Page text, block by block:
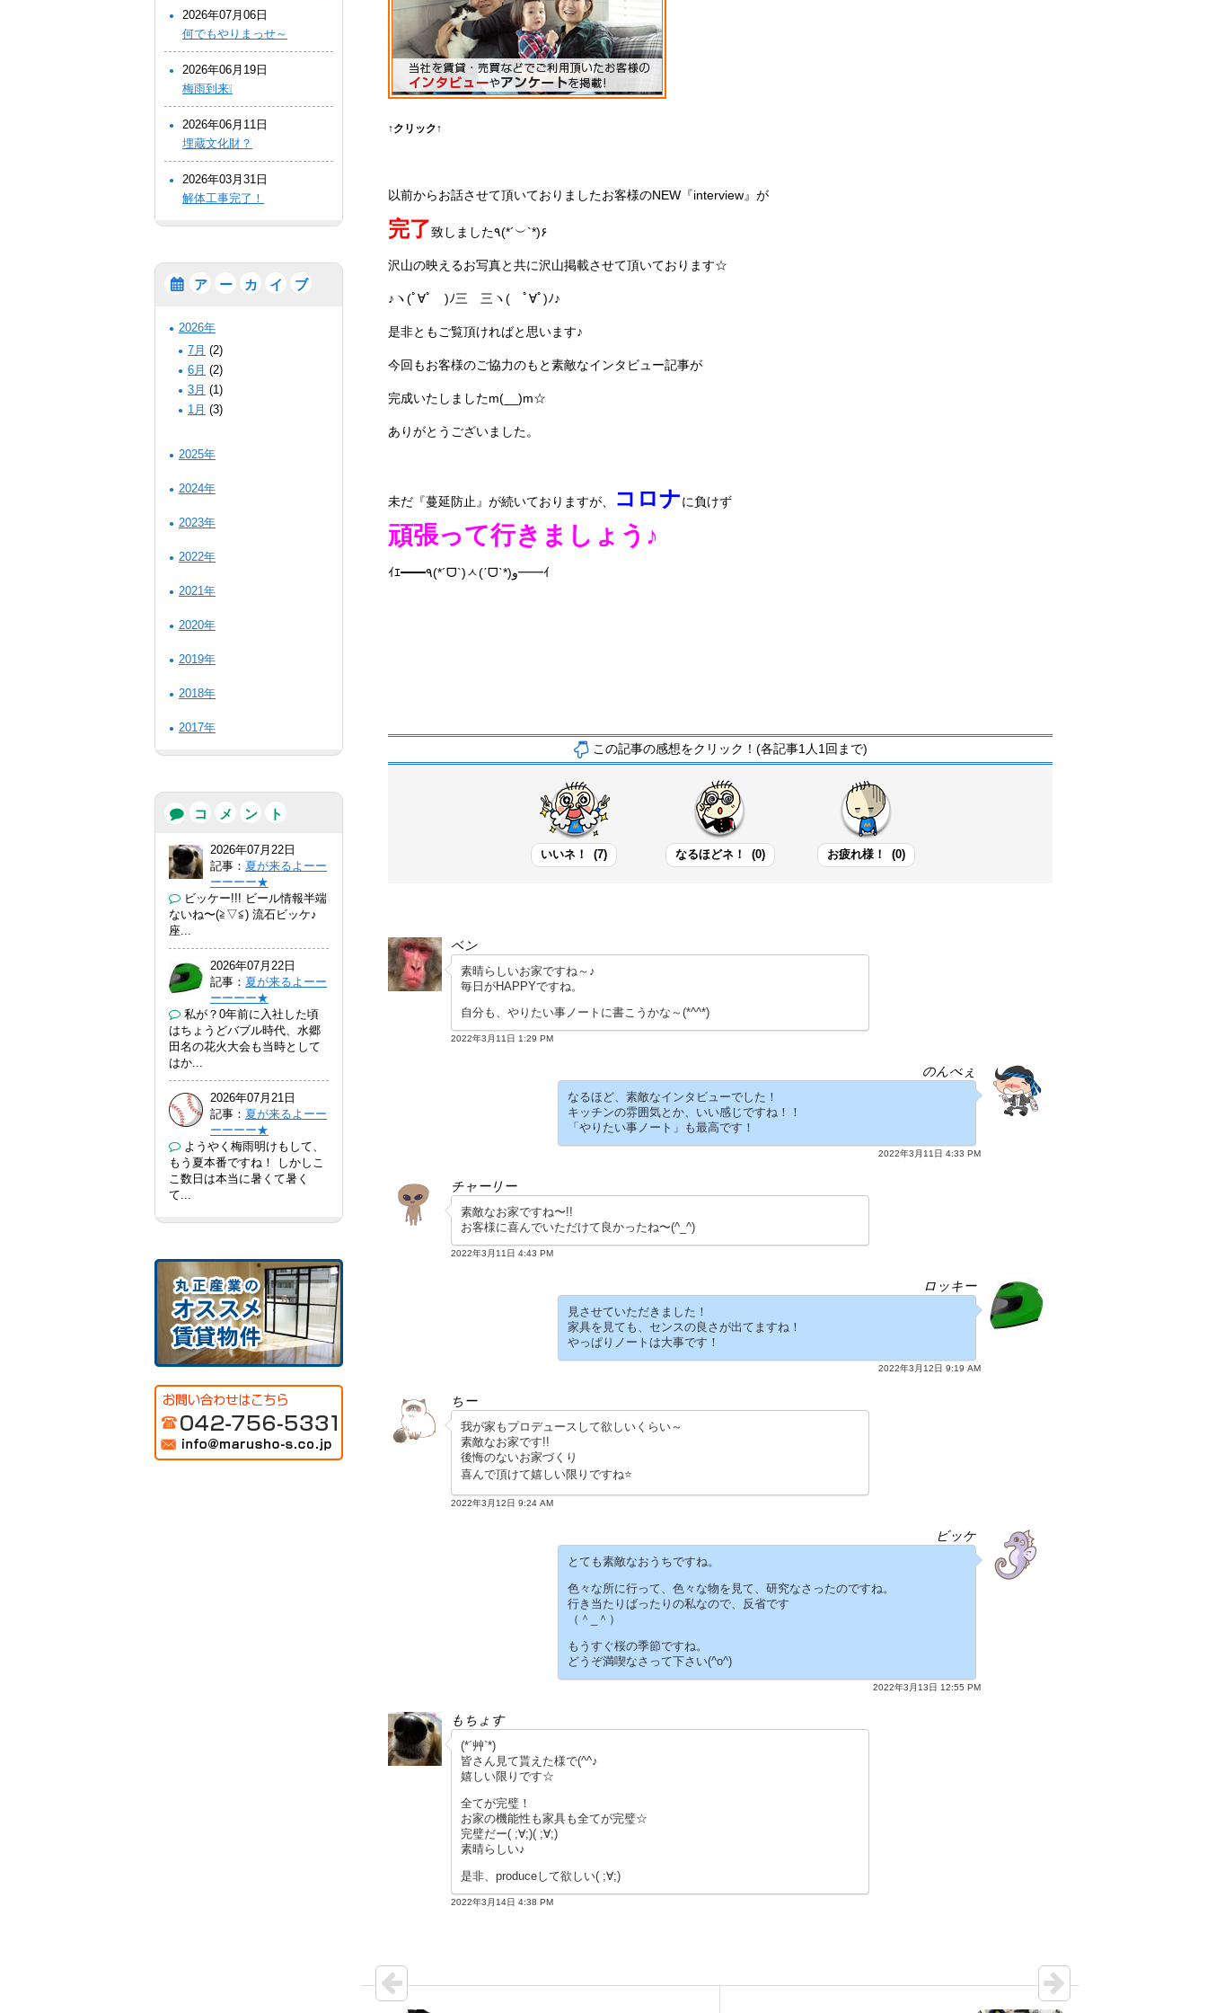
↑クリック↑
以前からお話させて頂いておりましたお客様のNEW『interview』が
完了致しました٩(*´︶`*)۶
沢山の映えるお写真と共に沢山掲載させて頂いております☆
♪ヽ(ﾟ∀ﾟ )ﾉ三 三ヽ( ﾟ∀ﾟ)ﾉ♪
是非ともご覧頂ければと思います♪
今回もお客様のご協力のもと素敵なインタビュー記事が
完成いたしましたm(__)m☆
ありがとうございました。
未だ『蔓延防止』が続いておりますが、 コロナに負けず
頑張って行きましょう♪
ｲｴ━━٩(*´ᗜ`)ㅅ(ˊᗜˋ*)و━━ｲ
この記事の感想をクリック！(各記事1人1回まで)
いいネ！ (7) なるほどネ！ (0) お疲れ様！ (0)
ベン
素晴らしいお家ですね～♪
毎日がHAPPYですね。
自分も、やりたい事ノートに書こうかな～(*^^*)
2022年3月11日 1:29 PM
のんべぇ
なるほど、素敵なインタビューでした！
キッチンの雰囲気とか、いい感じですね！！
「やりたい事ノート」も最高です！
2022年3月11日 4:33 PM
チャーリー
素敵なお家ですね〜!!
お客様に喜んでいただけて良かったね〜(^_^)
2022年3月11日 4:43 PM
ロッキー
見させていただきました！
家具を見ても、センスの良さが出てますね！
やっぱりノートは大事です！
2022年3月12日 9:19 AM
ちー
我が家もプロデュースして欲しいくらい～
素敵なお家です!!
後悔のないお家づくり
喜んで頂けて嬉しい限りですね⭐
2022年3月12日 9:24 AM
ビッケ
とても素敵なおうちですね。
色々な所に行って、色々な物を見て、研究なさったのですね。
行き当たりばったりの私なので、反省です
（＾_＾）
もうすぐ桜の季節ですね。
どうぞ満喫なさって下さい(^o^)
2022年3月13日 12:55 PM
もちょす
(*´艸`*)
皆さん見て貰えた様で(^^♪
嬉しい限りです☆
全てが完璧！
お家の機能性も家具も全てが完璧☆
完璧だー( ;∀;)( ;∀;)
素晴らしい♪
是非、produceして欲しい( ;∀;)
2022年3月14日 4:38 PM
2026年07月06日
何でもやりまっせ～
2026年06月19日
梅雨到来❕
2026年06月11日
埋蔵文化財？
2026年03月31日
解体工事完了！
ア ー カ イ ブ
2026年
7月 (2)
6月 (2)
3月 (1)
1月 (3)
2025年
2024年
2023年
2022年
2021年
2020年
2019年
2018年
2017年
コ メ ン ト
2026年07月22日
記事： 夏が来るよーー
ーーーー★
ビッケー!!! ビール情報半端
ないね〜(⁠≧⁠▽⁠≦⁠) 流石ビッケ♪
座...
2026年07月22日
記事： 夏が来るよーー
ーーーー★
私が？0年前に入社した頃
はちょうどバブル時代、水郷
田名の花火大会も当時として
はか...
2026年07月21日
記事： 夏が来るよーー
ーーーー★
ようやく梅雨明けもして、
もう夏本番ですね！ しかしこ
こ数日は本当に暑くて暑く
て...